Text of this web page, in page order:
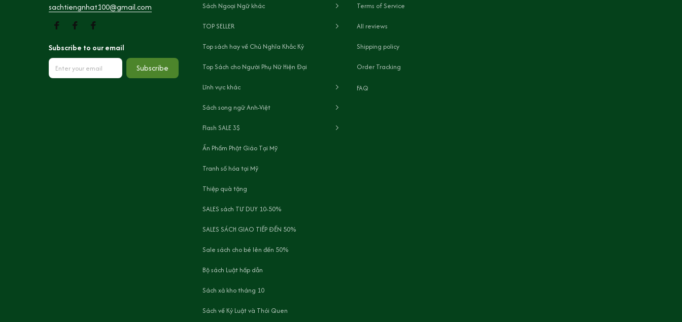
sachtiengnhat100@gmail.com
Subscribe to our email
Subscribe
Sách Ngoại Ngữ khác
TOP SELLER
Top sách hay về Chủ Nghĩa Khắc Kỷ
Top Sách cho Người Phụ Nữ Hiện Đại
Lĩnh vực khác
Sách song ngữ Anh-Việt
Flash SALE 3$
Ấn Phẩm Phật Giáo Tại Mỹ
Tranh số hóa tại Mỹ
Thiệp quà tặng
SALES sách TƯ DUY 10-50%
SALES SÁCH GIAO TIẾP ĐẾN 50%
Sale sách cho bé lên đến 50%
Bộ sách Luật hấp dẫn
Sách xả kho tháng 10
Sách về Kỷ Luật và Thói Quen
Terms of Service
All reviews
Shipping policy
Order Tracking
FAQ